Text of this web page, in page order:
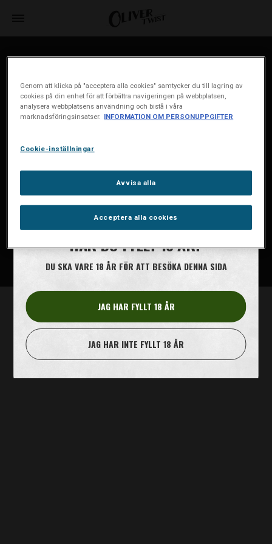
DK-5230 Odense M
info@oliver-twist.dk
Cookie-inställningar
Information om personuppgifter
HAR DU FYLLT 18 ÅR?
DU SKA VARE 18 ÅR FÖR ATT BESÖKA DENNA SIDA
JAG HAR FYLLT 18 ÅR
JAG HAR INTE FYLLT 18 ÅR
Genom att klicka på "acceptera alla cookies" samtycker du till lagring av
cookies på din enhet för att förbättra navigeringen på webbplatsen,
analysera webbplatsens användning och bistå i våra
marknadsföringsinsatser. INFORMATION OM PERSONUPPGIFTER
Cookie-inställningar
Avvisa alla
Acceptera alla cookies